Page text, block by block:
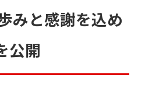
みと感謝を込め
公開